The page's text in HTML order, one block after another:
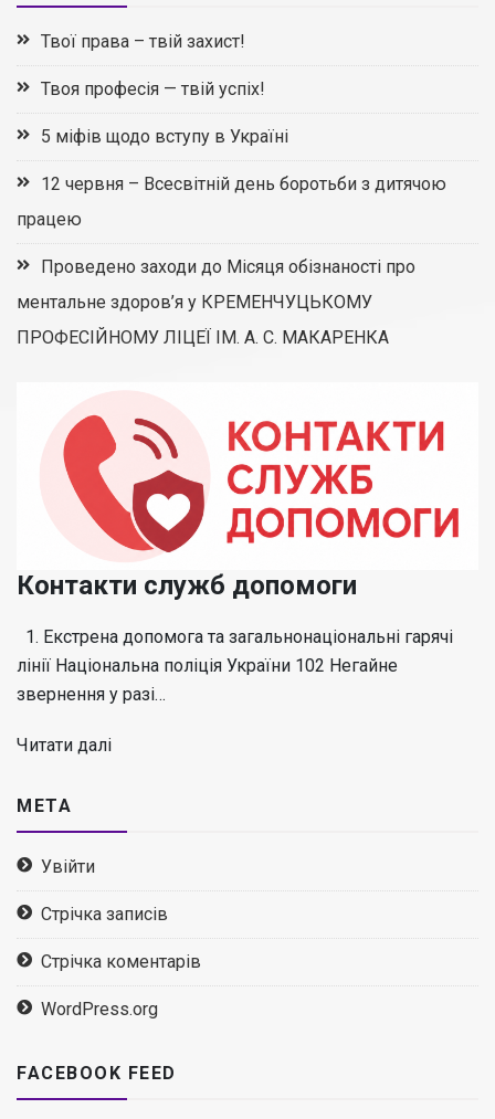
Твої права – твій захист!
Твоя професія — твій успіх!
5 міфів щодо вступу в Україні
12 червня – Всесвітній день боротьби з дитячою
працею
Проведено заходи до Місяця обізнаності про
ментальне здоров’я у КРЕМЕНЧУЦЬКОМУ
ПРОФЕСІЙНОМУ ЛІЦЕЇ ІМ. А. С. МАКАРЕНКА
Контакти служб допомоги
1. Екстрена допомога та загальнонаціональні гарячі
лінії Національна поліція України 102 Негайне
звернення у разі…
Читати далі
МЕТА
Увійти
Стрічка записів
Стрічка коментарів
WordPress.org
FACEBOOK FEED